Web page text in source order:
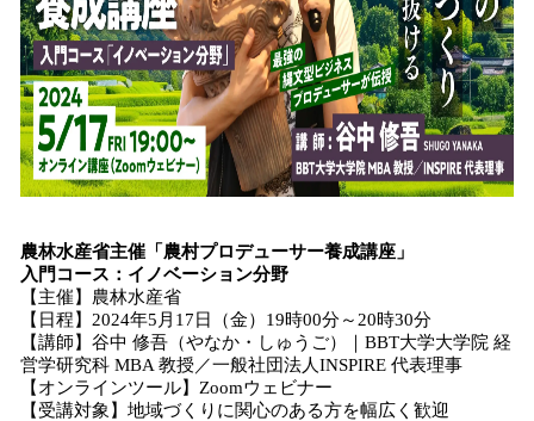
農林水産省主催「農村プロデューサー養成講座」
入門コース：イノベーション分野
【主催】農林水産省
【日程】2024年5月17日（金）19時00分～20時30分
【講師】谷中 修吾（やなか・しゅうご）｜BBT大学大学院 経
営学研究科 MBA 教授／一般社団法人INSPIRE 代表理事
【オンラインツール】Zoomウェビナー
【受講対象】地域づくりに関心のある方を幅広く歓迎